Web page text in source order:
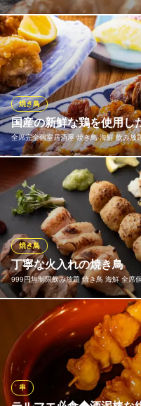
焼鳥
神戸市営地下鉄西神・山
兵庫県神戸市中央区北長狭通2-9-3
当店では安心・安全で新鮮
用意しております。大山山
レスなく育った「大山どり
っぷり！ジューシーで旨味
術と心を込めて焼き上げま
ください。
個室ダイニング 楽蔵
厳選素材の贅沢和食
阪急神戸本線神戸三宮駅
兵庫県神戸市中央区北長狭通1-
国産の新鮮な鶏を使用し
全席完全個室居酒屋 焼き鳥 海鮮 飲み
焼き鳥
一本一本手作りで丁寧に仕
シーな焼き上がりに。特製
がる風味は格別です。焼き
間を、ぜひ当店で。
全席完全個室居酒屋 焼
駅前
個室 焼き鳥 野菜巻き
神戸市営地下鉄西神・山
兵庫県神戸市中央区北長狭通2-
丁寧な火入れの焼き鳥
999円無制限飲み放題 焼き鳥 海鮮 全席
焼き鳥
厳選した鶏肉を一本一本丁
減を見極めながらじっくり
ふっくらと仕上がり、噛む
999円無制限飲み放題
三宮
串